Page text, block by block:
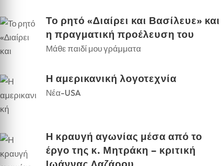
Το ρητό «Διαίρει και Βασίλευε» και
η πραγματική προέλευση του
Μάθε παιδί μου γράμματα
Η αμερικανική λογοτεχνία
Νέα-USA
Η κραυγή αγωνίας μέσα από το
έργο της κ. Μητράκη – κριτική